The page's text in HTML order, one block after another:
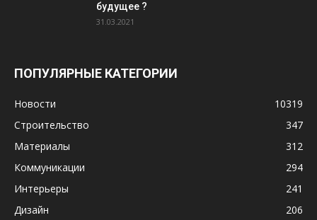
будущее ?
31.03.2021
ПОПУЛЯРНЫЕ КАТЕГОРИИ
Новости
10319
Строительство
347
Материалы
312
Коммуникации
294
Интерьеры
241
Дизайн
206